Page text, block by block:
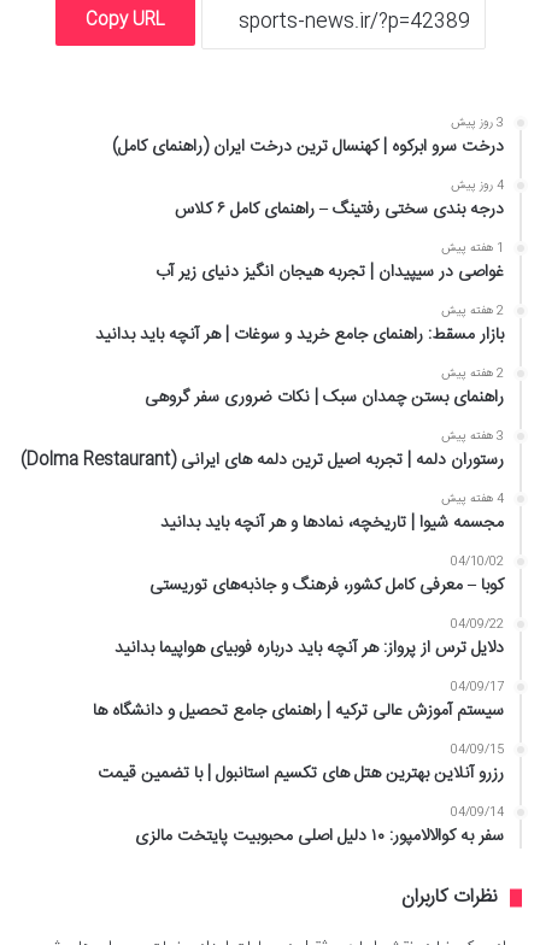
Copy URL
3 روز پیش
درخت سرو ابرکوه | کهنسال ترین درخت ایران (راهنمای کامل)
4 روز پیش
درجه بندی سختی رفتینگ – راهنمای کامل ۶ کلاس
1 هفته پیش
غواصی در سیپیدان | تجربه هیجان انگیز دنیای زیر آب
2 هفته پیش
بازار مسقط: راهنمای جامع خرید و سوغات | هر آنچه باید بدانید
2 هفته پیش
راهنمای بستن چمدان سبک | نکات ضروری سفر گروهی
3 هفته پیش
رستوران دلمه | تجربه اصیل ترین دلمه های ایرانی (Dolma Restaurant)
4 هفته پیش
مجسمه شیوا | تاریخچه، نمادها و هر آنچه باید بدانید
04/10/02
کوبا – معرفی کامل کشور، فرهنگ و جاذبه‌های توریستی
04/09/22
دلایل ترس از پرواز: هر آنچه باید درباره فوبیای هواپیما بدانید
04/09/17
سیستم آموزش عالی ترکیه | راهنمای جامع تحصیل و دانشگاه ها
04/09/15
رزرو آنلاین بهترین هتل های تکسیم استانبول | با تضمین قیمت
04/09/14
سفر به کوالالامپور: ۱۰ دلیل اصلی محبوبیت پایتخت مالزی
نظرات کاربران